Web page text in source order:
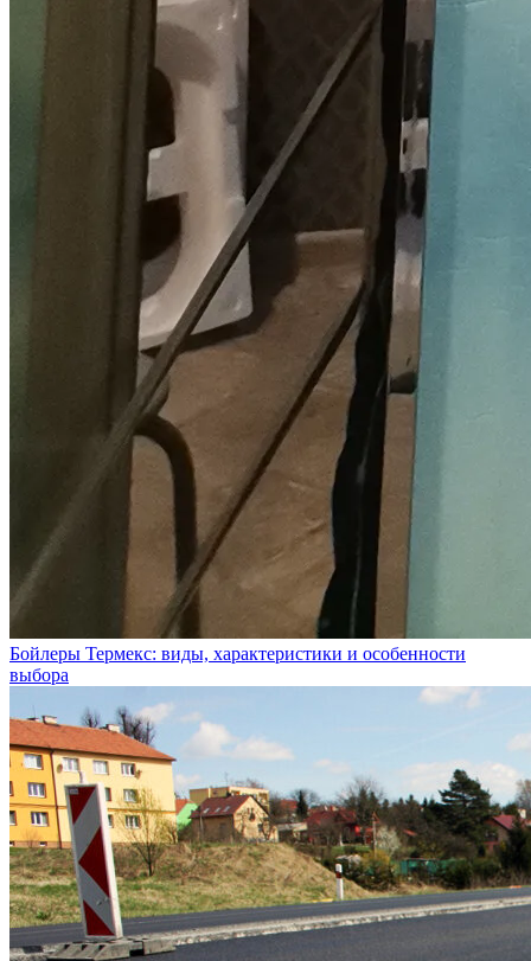
Бойлеры Термекс: виды, характеристики и особенности
выбора